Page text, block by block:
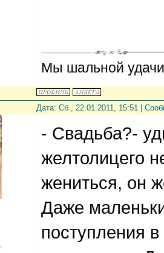
Мы шальной
Дата: Сб., 22.01.2011, 15:51 |
- Свадьба?-
желтолицего
жениться, он
Даже
поступления